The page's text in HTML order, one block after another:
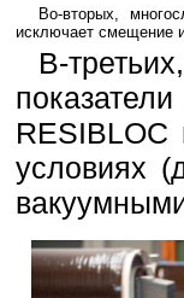
Во-вторых,
исключает смещение
В-
RESIBLOC
условиях